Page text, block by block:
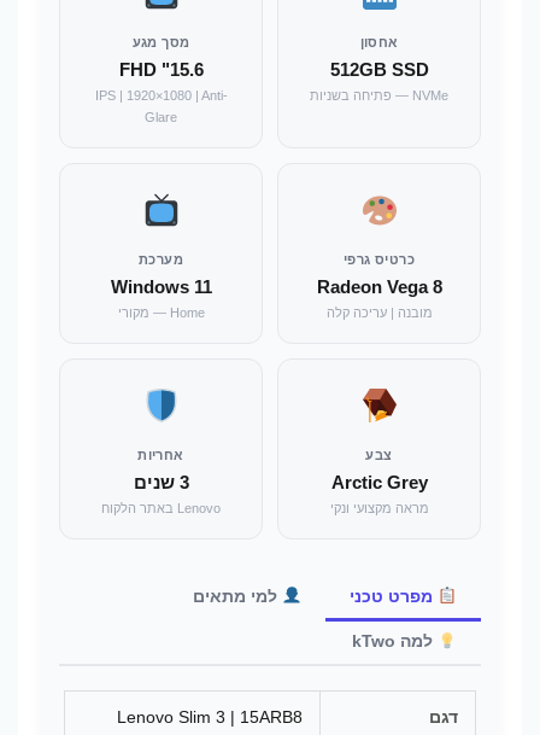
אחסון
512GB SSD
NVMe — פתיחה בשניות
מסך מגע
15.6" FHD
IPS | 1920×1080 | Anti-
Glare
כרטיס גרפי
Radeon Vega 8
מובנה | עריכה קלה
מערכת
Windows 11
Home — מקורי
צבע
Arctic Grey
מראה מקצועי ונקי
אחריות
3 שנים
Lenovo באתר הלקוח
מפרט טכני למי מתאים
למה kTwo
דגם Lenovo Slim 3 | 15ARB8